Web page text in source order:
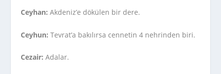
Ceyhan: Akdeniz’e dökülen bir dere.
Ceyhun: Tevrat’a bakılırsa cennetin 4 nehrinden biri.
Cezair: Adalar.